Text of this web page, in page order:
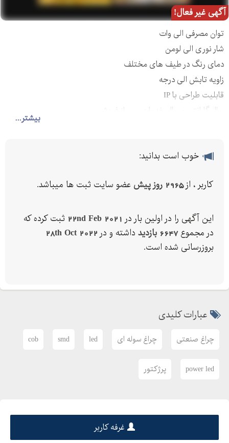
آگهی غیر فعال!
بیشتر...
توان مصرفی الی وات
شار نوری الی لومن
دمای رنگ در طیف های مختلف
زاویه تابش الی درجه
قابلیت طراحی با IP
سال گارانتی و سال خدمات پس از فروش
خوب است بدانید:
کاربر ، از2965 روز پیش عضو سایت ثبت ها میباشد.
این آگهی را در اولین بار در 22nd Feb 2021 ثبت کرده که
در مجموع6647 بازدید داشته و در 28th Oct 2022
بروزرسانی شده است.
عبارات کلیدی
چراغ صنعتی چراغ سوله ای led
smd
cob
power led پرژکتور
غرفه کاربر